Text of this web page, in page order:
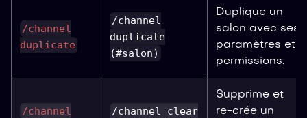
/channel
duplicate
/channel
duplicate
(#salon)
Duplique un
salon avec ses
paramètres et
permissions.
/channel
/channel clear
Supprime et
re-crée un